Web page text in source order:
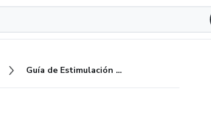
Guía de Estimulación Temprana